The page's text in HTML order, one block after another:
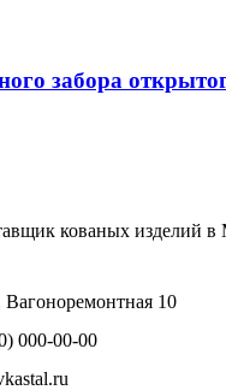
забора
кованых изделий в
10
000-00-00